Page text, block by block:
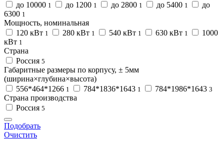
до 10000 1 до 1200 1 до 2800 1 до 5400 1
до
6300 1
Мощность, номинальная
120 кВт 1 280 кВт 1 540 кВт 1 630 кВт 1
1000
кВт 1
Страна
Россия 5
Габаритные размеры по корпусу, ± 5мм
(ширина×глубина×высота)
556*464*1266 1 784*1836*1643 1 784*1986*1643 3
Страна производства
Россия 5
Подобрать
Очистить